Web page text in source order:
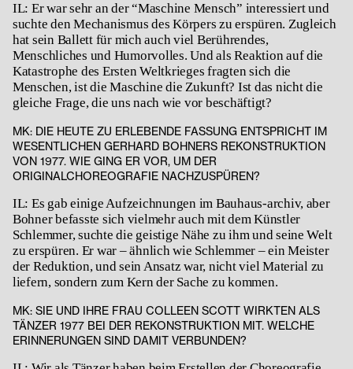
IL: Er war sehr an der “Maschine Mensch” interessiert und
suchte den Mechanismus des Körpers zu erspüren. Zugleich
hat sein Ballett für mich auch viel Berührendes,
Menschliches und Humorvolles. Und als Reaktion auf die
Katastrophe des Ersten Weltkrieges fragten sich die
Menschen, ist die Maschine die Zukunft? Ist das nicht die
gleiche Frage, die uns nach wie vor beschäftigt?
MK: DIE HEUTE ZU ERLEBENDE FASSUNG ENTSPRICHT IM
WESENTLICHEN GERHARD BOHNERS REKONSTRUKTION
VON 1977. WIE GING ER VOR, UM DER
ORIGINALCHOREOGRAFIE NACHZUSPÜREN?
IL: Es gab einige Aufzeichnungen im Bauhaus-archiv, aber
Bohner befasste sich vielmehr auch mit dem Künstler
Schlemmer, suchte die geistige Nähe zu ihm und seine Welt
zu erspüren. Er war – ähnlich wie Schlemmer – ein Meister
der Reduktion, und sein Ansatz war, nicht viel Material zu
liefern, sondern zum Kern der Sache zu kommen.
MK: SIE UND IHRE FRAU COLLEEN SCOTT WIRKTEN ALS
TÄNZER 1977 BEI DER REKONSTRUKTION MIT. WELCHE
ERINNERUNGEN SIND DAMIT VERBUNDEN?